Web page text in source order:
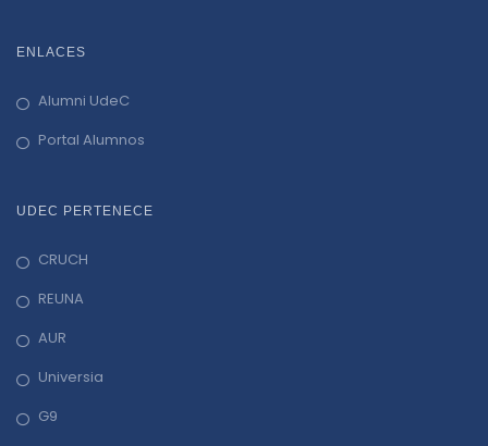
ENLACES
Alumni UdeC
Portal Alumnos
UDEC PERTENECE
CRUCH
REUNA
AUR
Universia
G9